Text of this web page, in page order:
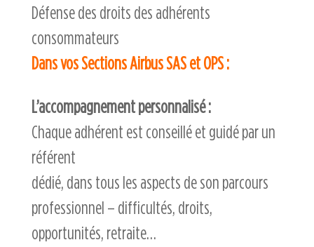
Défense des droits des adhérents
consommateurs
Dans vos Sections Airbus SAS et OPS :
L’accompagnement personnalisé :
Chaque adhérent est conseillé et guidé par un
référent
dédié, dans tous les aspects de son parcours
professionnel – difficultés, droits,
opportunités, retraite…